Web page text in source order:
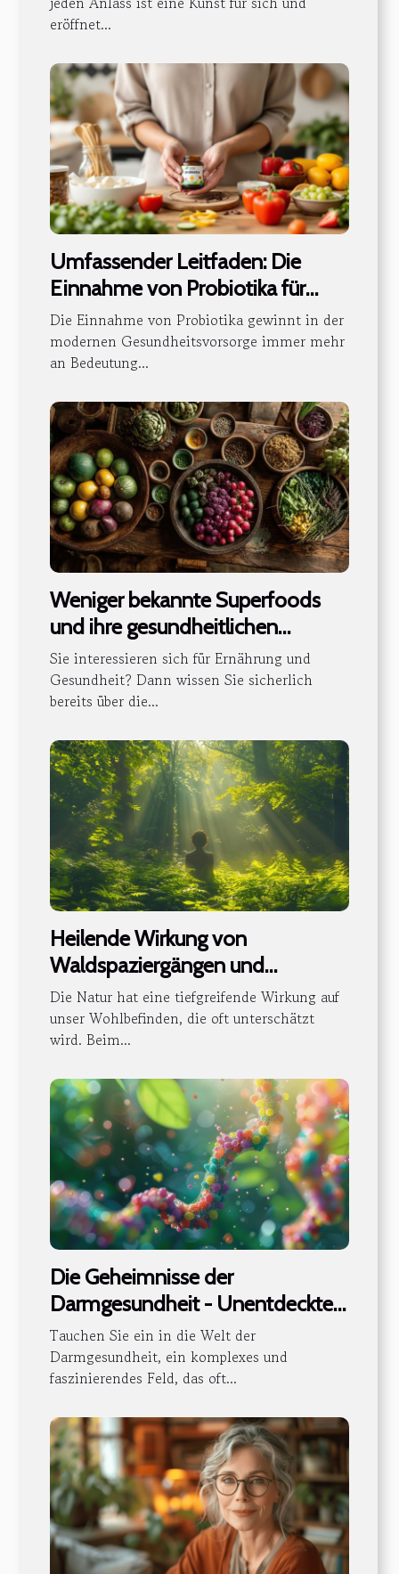
eröffnet...
Umfassender Leitfaden: Die
Einnahme von Probiotika für
optimale Gesundheit
Die Einnahme von Probiotika gewinnt in der
modernen Gesundheitsvorsorge immer mehr
an Bedeutung...
Weniger bekannte Superfoods
und ihre gesundheitlichen
Vorteile
Sie interessieren sich für Ernährung und
Gesundheit? Dann wissen Sie sicherlich
bereits über die...
Heilende Wirkung von
Waldspaziergängen und
Naturerlebnissen
Die Natur hat eine tiefgreifende Wirkung auf
unser Wohlbefinden, die oft unterschätzt
wird. Beim...
Die Geheimnisse der
Darmgesundheit - Unentdeckte
Präbiotika und ihre Vorteile
Tauchen Sie ein in die Welt der
Darmgesundheit, ein komplexes und
faszinierendes Feld, das oft...